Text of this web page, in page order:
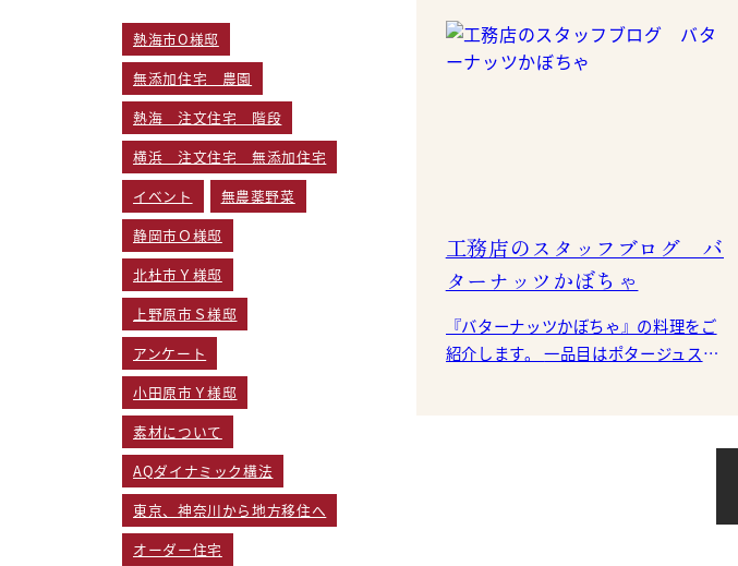
工務店のスタッフブログ バ
ターナッツかぼちゃ
『バターナッツかぼちゃ』の料理をご
紹介します。 一品目はポタージュスー
熱海市O様邸
無添加住宅 農園
熱海 注文住宅 階段
横浜 注文住宅 無添加住宅
イベント
無農薬野菜
静岡市Ｏ様邸
北杜市Ｙ様邸
上野原市Ｓ様邸
アンケート
小田原市Ｙ様邸
素材について
AQダイナミック構法
東京、神奈川から地方移住へ
オーダー住宅